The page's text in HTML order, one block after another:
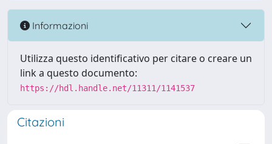
Informazioni
Utilizza questo identificativo per citare o creare un
link a questo documento:
https://hdl.handle.net/11311/1141537
Citazioni